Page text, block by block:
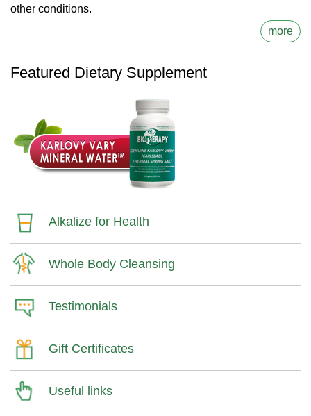
other conditions.
more
Featured Dietary Supplement
Alkalize for Health
Whole Body Cleansing
Testimonials
Gift Certificates
Useful links